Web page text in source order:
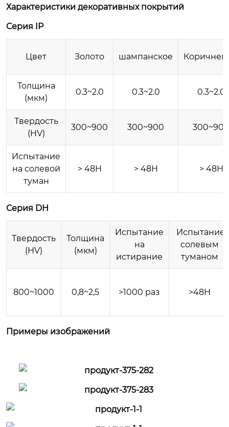
Характеристики декоративных покрытий
Серия IP
Цвет Золото шампанское
Толщина
(мкм)
0.3~2.0 0.3~2.0 0.3~2.0
Твердость
(HV)
300~900 300~900 300~900
Испытание
на солевой
туман
> 48H > 48H > 48H
Серия DH
Твердость
(HV)
Толщина
(мкм)
Испытание
на
истирание
Испытание
солевым
туманом
800~1000 0,8~2,5 >1000 раз >48H
Примеры изображений